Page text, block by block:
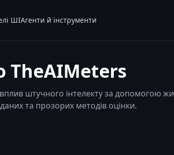
ШІАгенти й інструменти
TheAIMeters
штучного інтелекту за допомогою
та прозорих методів оцінки.